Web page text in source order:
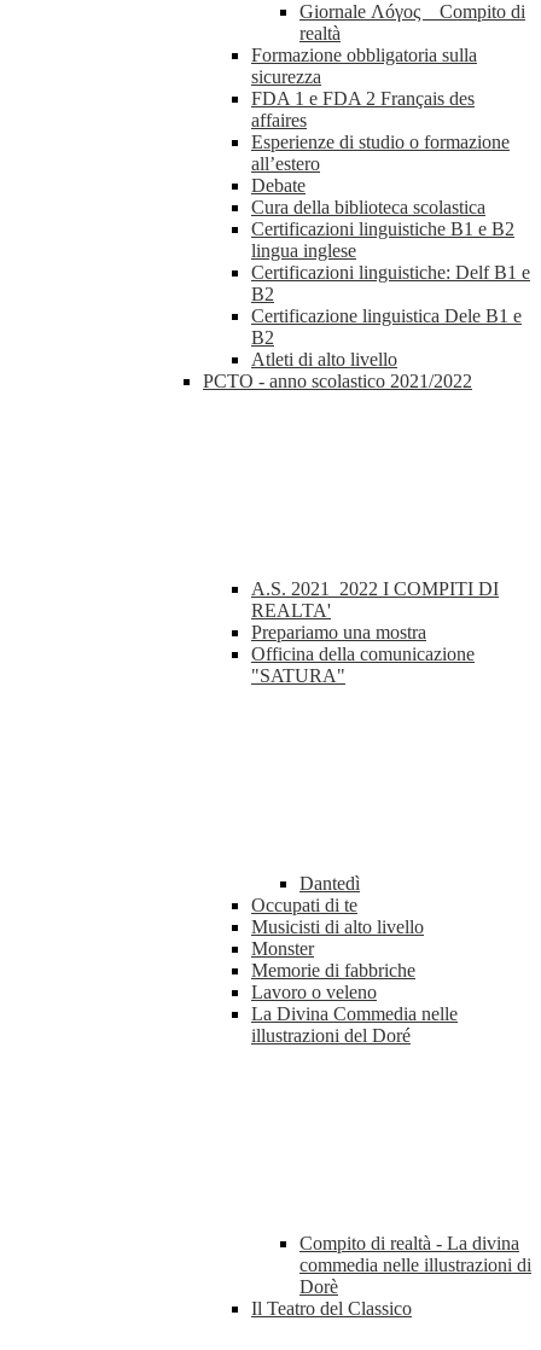
Giornale Λóγος _ Compito di
realtà
Formazione obbligatoria sulla
sicurezza
FDA 1 e FDA 2 Français des
affaires
Esperienze di studio o formazione
all’estero
Debate
Cura della biblioteca scolastica
Certificazioni linguistiche B1 e B2
lingua inglese
Certificazioni linguistiche: Delf B1 e
B2
Certificazione linguistica Dele B1 e
B2
Atleti di alto livello
PCTO - anno scolastico 2021/2022
A.S. 2021_2022 I COMPITI DI
REALTA'
Prepariamo una mostra
Officina della comunicazione
"SATURA"
Dantedì
Occupati di te
Musicisti di alto livello
Monster
Memorie di fabbriche
Lavoro o veleno
La Divina Commedia nelle
illustrazioni del Doré
Compito di realtà - La divina
commedia nelle illustrazioni di
Dorè
Il Teatro del Classico